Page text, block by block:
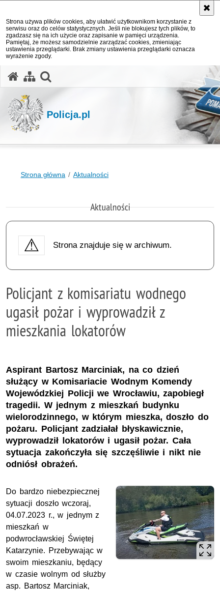
Strona używa plików cookies, aby ułatwić użytkownikom korzystanie z
serwisu oraz do celów statystycznych. Jeśli nie blokujesz tych plików, to
zgadzasz się na ich użycie oraz zapisanie w pamięci urządzenia.
Pamiętaj, że możesz samodzielnie zarządzać cookies, zmieniając
ustawienia przeglądarki. Brak zmiany ustawienia przeglądarki oznacza
wyrażenie zgody.
Policja.pl
Strona główna Aktualności
Aktualności
Strona znajduje się w archiwum.
Policjant z komisariatu wodnego
ugasił pożar i wyprowadził z
mieszkania lokatorów
Aspirant Bartosz Marciniak, na co dzień
służący w Komisariacie Wodnym Komendy
Wojewódzkiej Policji we Wrocławiu, zapobiegł
tragedii. W jednym z mieszkań budynku
wielorodzinnego, w którym mieszka, doszło do
pożaru. Policjant zadziałał błyskawicznie,
wyprowadził lokatorów i ugasił pożar. Cała
sytuacja zakończyła się szczęśliwie i nikt nie
odniósł obrażeń.
Do bardzo niebezpiecznej
sytuacji doszło wczoraj,
04.07.2023 r., w jednym z
mieszkań w
podwrocławskiej Świętej
Katarzynie. Przebywając w
swoim mieszkaniu, będący
w czasie wolnym od służby
asp. Bartosz Marciniak,